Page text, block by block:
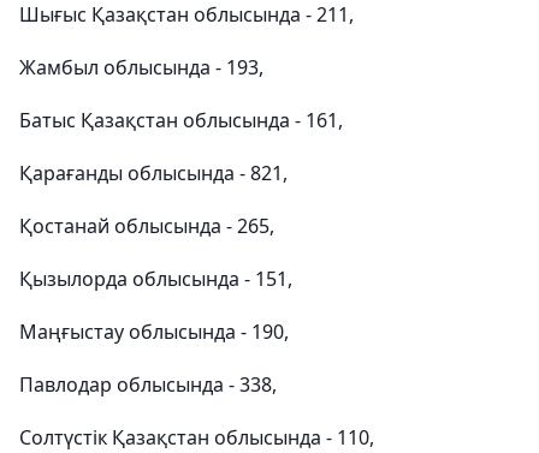
Шығыс Қазақстан облысында - 211,
Жамбыл облысында - 193,
Батыс Қазақстан облысында - 161,
Қарағанды облысында - 821,
Қостанай облысында - 265,
Қызылорда облысында - 151,
Маңғыстау облысында - 190,
Павлодар облысында - 338,
Солтүстік Қазақстан облысында - 110,